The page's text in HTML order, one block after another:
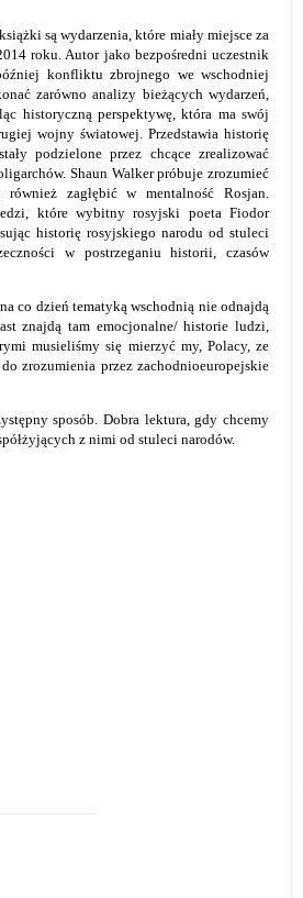
są wydarzenia, które miały miejsce za
roku. Autor jako bezpośredni uczestnik
konfliktu zbrojnego we wschodniej
zarówno analizy bieżących wydarzeń,
historyczną perspektywę, która ma swój
wojny światowej. Przedstawia historię
podzielone przez chcące zrealizować
Shaun Walker próbuje zrozumieć
zagłębić w mentalność Rosjan.
które wybitny rosyjski poeta Fiodor
historię rosyjskiego narodu od stuleci
w postrzeganiu historii, czasów
co dzień tematyką wschodnią nie odnajdą
znajdą tam emocjonalne/ historie ludzi,
musieliśmy się mierzyć my, Polacy, ze
zrozumienia przez zachodnioeuropejskie
sposób. Dobra lektura, gdy chcemy
z nimi od stuleci narodów.